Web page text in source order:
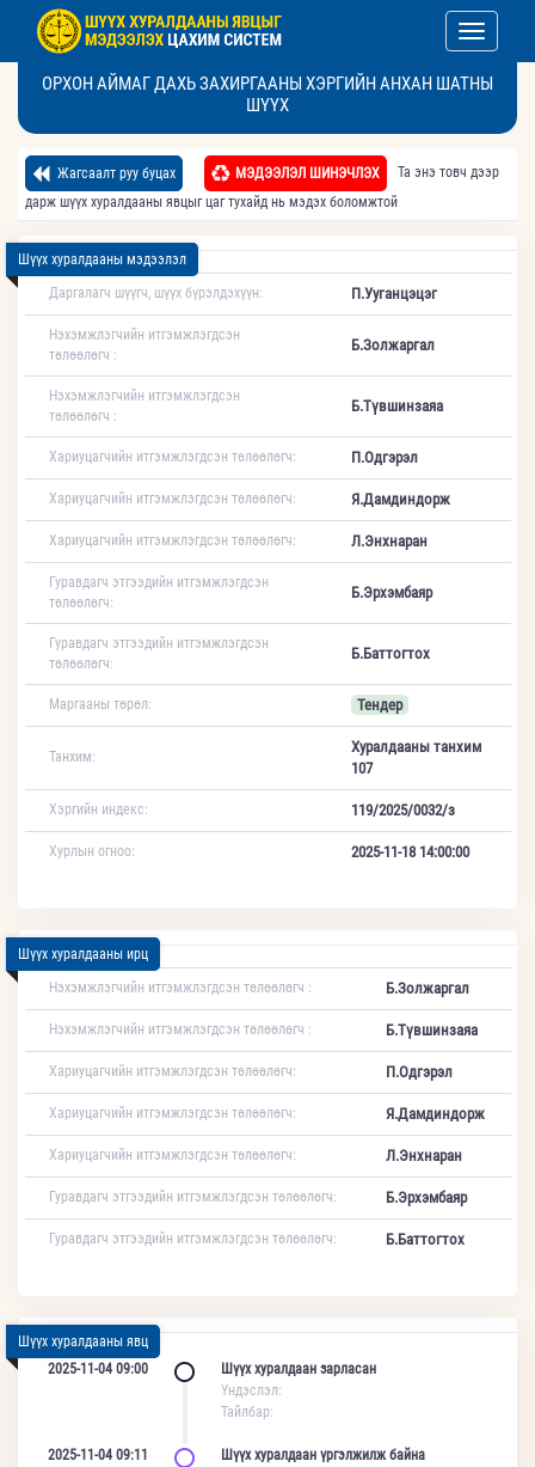
Toggle
ОРХОН АЙМАГ ДАХЬ ЗАХИРГААНЫ ХЭРГИЙН АНХАН ШАТНЫ
ШҮҮХ
Жагсаалт руу буцах МЭДЭЭЛЭЛ ШИНЭЧЛЭХ
Та энэ товч дээр
дарж шүүх хуралдааны явцыг цаг тухайд нь мэдэх боломжтой
Шүүх хуралдааны мэдээлэл
Даргалагч шүүгч, шүүх бүрэлдэхүүн:
П.Ууганцэцэг
Нэхэмжлэгчийн итгэмжлэгдсэн
төлөөлөгч :
Б.Золжаргал
Нэхэмжлэгчийн итгэмжлэгдсэн
төлөөлөгч :
Б.Түвшинзаяа
Хариуцагчийн итгэмжлэгдсэн төлөөлөгч: П.Одгэрэл
Хариуцагчийн итгэмжлэгдсэн төлөөлөгч: Я.Дамдиндорж
Хариуцагчийн итгэмжлэгдсэн төлөөлөгч: Л.Энхнаран
Гуравдагч этгээдийн итгэмжлэгдсэн
төлөөлөгч:
Б.Эрхэмбаяр
Гуравдагч этгээдийн итгэмжлэгдсэн
төлөөлөгч:
Б.Баттогтох
Маргааны төрөл: Тендер
Танхим:
Хуралдааны танхим
107
Хэргийн индекс: 119/2025/0032/з
Хурлын огноо: 2025-11-18 14:00:00
Шүүх хуралдааны ирц
Нэхэмжлэгчийн итгэмжлэгдсэн төлөөлөгч :
Б.Золжаргал
Нэхэмжлэгчийн итгэмжлэгдсэн төлөөлөгч : Б.Түвшинзаяа
Хариуцагчийн итгэмжлэгдсэн төлөөлөгч: П.Одгэрэл
Хариуцагчийн итгэмжлэгдсэн төлөөлөгч: Я.Дамдиндорж
Хариуцагчийн итгэмжлэгдсэн төлөөлөгч: Л.Энхнаран
Гуравдагч этгээдийн итгэмжлэгдсэн төлөөлөгч: Б.Эрхэмбаяр
Гуравдагч этгээдийн итгэмжлэгдсэн төлөөлөгч: Б.Баттогтох
Шүүх хуралдааны явц
2025-11-04 09:00
Шүүх хуралдаан зарласан
Үндэслэл:
Тайлбар:
2025-11-04 09:11
Шүүх хуралдаан үргэлжилж байна